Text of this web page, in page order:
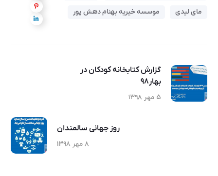
مای لیدی
موسسه خیریه بهنام دهش پور
گزارش کتابخانه کودکان در
بهار۹۸
۵ مهر ۱۳۹۸
روز جهانی سالمندان
۸ مهر ۱۳۹۸